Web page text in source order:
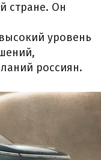
стране. Он
уровень
россиян.